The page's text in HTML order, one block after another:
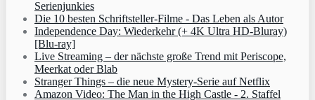
Serienjunkies
Die 10 besten Schriftsteller-Filme - Das Leben als Autor
Independence Day: Wiederkehr (+ 4K Ultra HD-Bluray)
[Blu-ray]
Live Streaming – der nächste große Trend mit Periscope,
Meerkat oder Blab
Stranger Things – die neue Mystery-Serie auf Netflix
Amazon Video: The Man in the High Castle - 2. Staffel